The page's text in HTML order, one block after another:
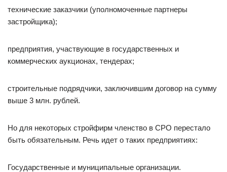
технические заказчики (уполномоченные партнеры
застройщика);
предприятия, участвующие в государственных и
коммерческих аукционах, тендерах;
строительные подрядчики, заключившим договор на сумму
выше 3 млн. рублей.
Но для некоторых стройфирм членство в СРО перестало
быть обязательным. Речь идет о таких предприятиях:
Государственные и муниципальные организации.